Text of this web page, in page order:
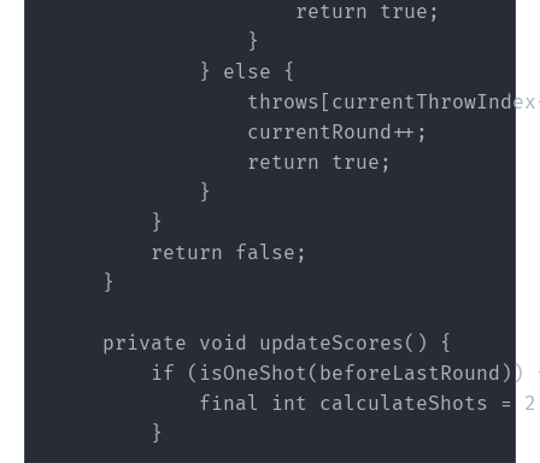
                    return true;
                }
            } else {
                currentRound++;
                return true;
            }
        }
        return false;
    }
    private void updateScores() {
if (isOneShot(beforeLastRound))
final int calculateShots =
        }